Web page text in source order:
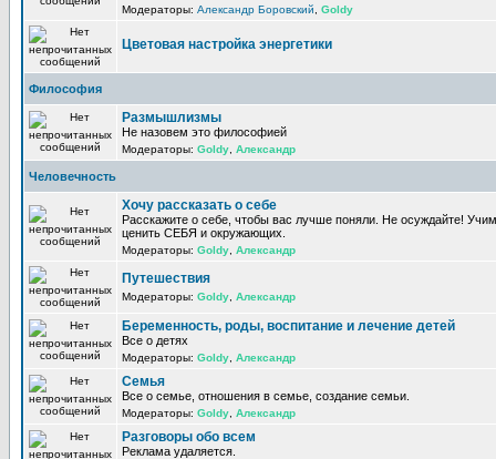
Модераторы: Александр Боровский Goldy
Цветовая настройка энергетики
Философия
Размышлизмы
Не назовем это философией
Модераторы: Goldy Александр
Человечность
Хочу рассказать о себе
Расскажите о себе, чтобы вас лучше поняли. Не осуждайте!
ценить СЕБЯ и окружающих.
Модераторы: Goldy Александр
Путешествия
Модераторы: Goldy Александр
Беременность, роды, воспитание и лечение детей
Все о детях
Модераторы: Goldy Александр
Семья
Все о семье, отношения в семье, создание семьи.
Модераторы: Goldy Александр
Разговоры обо всем
Реклама удаляется.